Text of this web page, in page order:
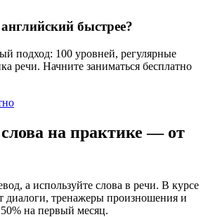
быстрее?
подход: 100 уровней, регулярные
речи. Начните заниматься бесплатно
на практике — от
а используйте слова в речи. В курсе
диалоги, тренажеры произношения и
на первый месяц.